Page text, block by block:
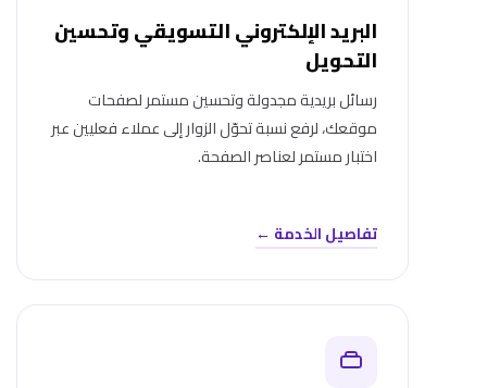
البريد الإلكتروني التسويقي وتحسين
التحويل
رسائل بريدية مجدولة وتحسين مستمر لصفحات
موقعك، لرفع نسبة تحوّل الزوار إلى عملاء فعليين عبر
اختبار مستمر لعناصر الصفحة.
تفاصيل الخدمة ←